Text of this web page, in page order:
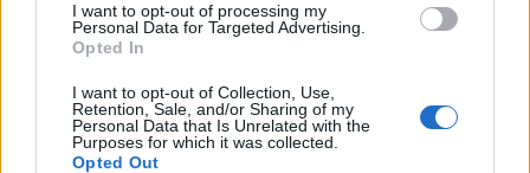
I want to opt-out of processing my
Personal Data for Targeted Advertising.
Opted In
I want to opt-out of Collection, Use,
Retention, Sale, and/or Sharing of my
Personal Data that Is Unrelated with the
Purposes for which it was collected.
Opted Out
COMMENTS
Συνδεθείτε για να σχολιάσετε